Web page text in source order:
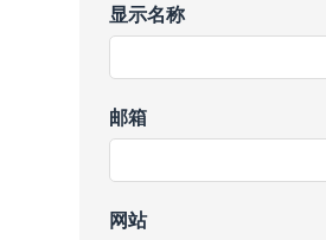
显示名称
邮箱
网站